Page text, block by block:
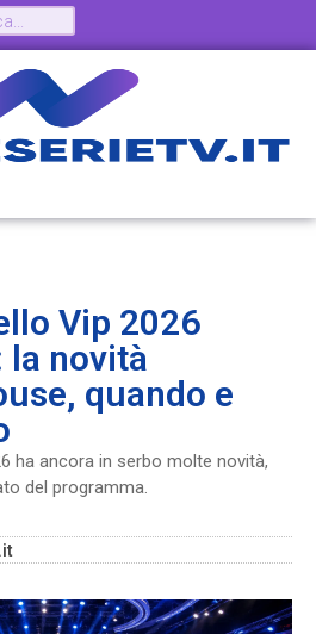
Vip 2026
la novità
quando e
ha ancora in serbo molte novità,
del programma.